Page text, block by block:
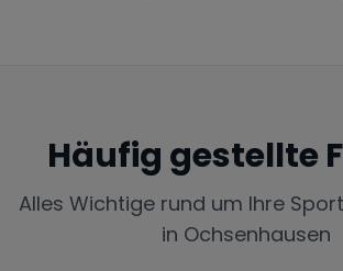
Häufig gestellte
Alles Wichtige rund um Ihre
in Ochsenhausen